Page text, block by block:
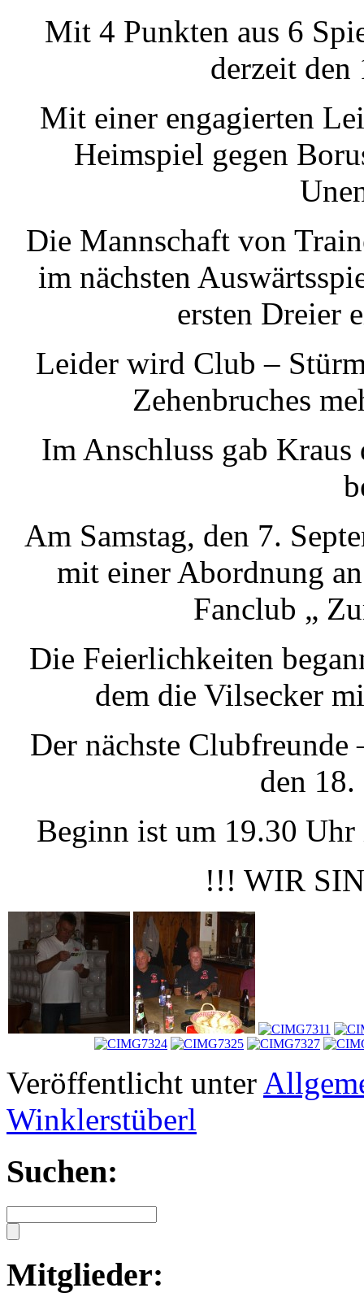
Mit 4 Punkten aus 6
derzeit den
Mit einer engagierten
Heimspiel gegen
Die Mannschaft von
im nächsten
ersten Dreier
Leider wird Club –
Zehenbruches
Im Anschluss gab
Am Samstag, den 7.
mit einer Abordnung
Fanclub „
Die Feierlichkeiten
dem die Vilsecker
Der nächste
den
Beginn ist um 19.30
!!! WIR
Veröffentlicht unter
Winklerstüberl
Suchen:
Mitglieder: